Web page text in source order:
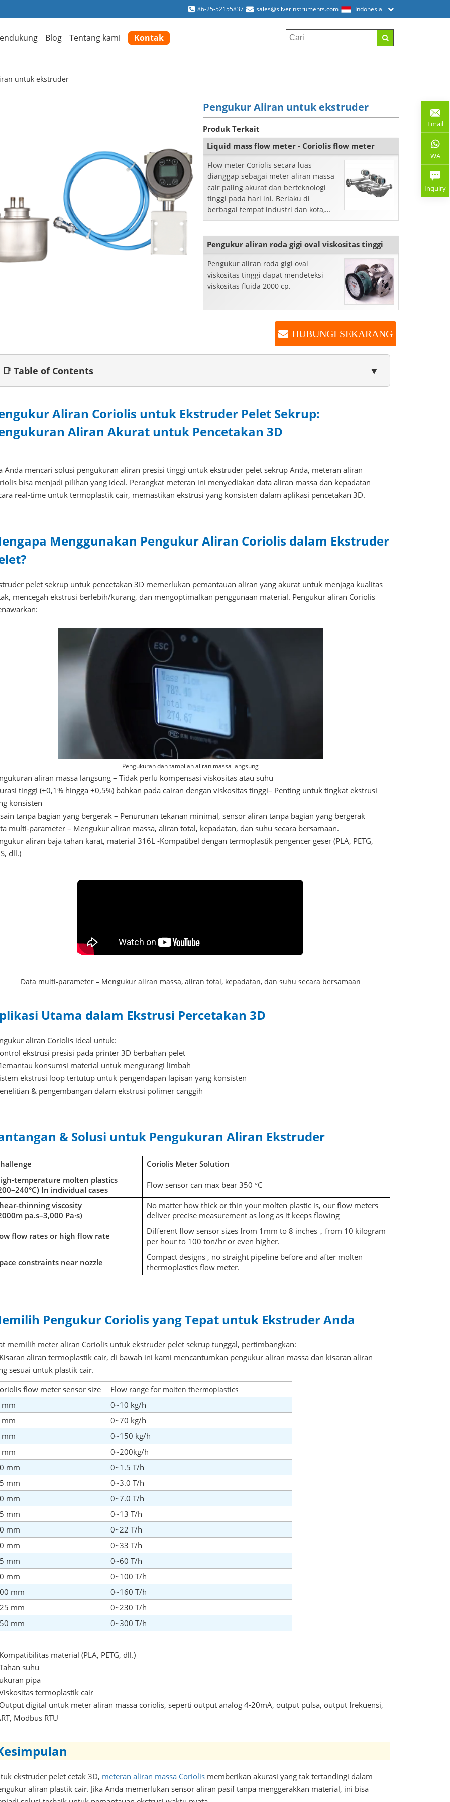
86-25-52155837 sales@silverinstruments.com Indonesia
Blog Tentang kami Kontak
untuk ekstruder
Pengukur Aliran untuk ekstruder
Produk Terkait
Liquid mass flow meter - Coriolis flow meter
Flow meter Coriolis secara luas
dianggap sebagai meter aliran massa
cair paling akurat dan berteknologi
tinggi pada hari ini. Berlaku di
berbagai tempat industri dan kota,
theCorio ...
Pengukur aliran roda gigi oval viskositas tinggi
Pengukur aliran roda gigi oval
viskositas tinggi dapat mendeteksi
viskositas fluida 2000 cp.
HUBUNGI SEKARANG
📑 Table of Contents ▼
Aliran Coriolis untuk Ekstruder Pelet Sekrup:
Aliran Akurat untuk Pencetakan 3D
Anda mencari solusi pengukuran aliran presisi tinggi untuk ekstruder pelet sekrup Anda, meteran aliran
bisa menjadi pilihan yang ideal. Perangkat meteran ini menyediakan data aliran massa dan kepadatan
real-time untuk termoplastik cair, memastikan ekstrusi yang konsisten dalam aplikasi pencetakan 3D.
Menggunakan Pengukur Aliran Coriolis dalam Ekstruder
pelet sekrup untuk pencetakan 3D memerlukan pemantauan aliran yang akurat untuk menjaga kualitas
mencegah ekstrusi berlebih/kurang, dan mengoptimalkan penggunaan material. Pengukur aliran Coriolis
Pengukuran dan tampilan aliran massa langsung
aliran massa langsung – Tidak perlu kompensasi viskositas atau suhu
tinggi (±0,1% hingga ±0,5%) bahkan pada cairan dengan viskositas tinggi– Penting untuk tingkat ekstrusi
konsisten
tanpa bagian yang bergerak – Penurunan tekanan minimal, sensor aliran tanpa bagian yang bergerak
multi-parameter – Mengukur aliran massa, aliran total, kepadatan, dan suhu secara bersamaan.
aliran baja tahan karat, material 316L -Kompatibel dengan termoplastik pengencer geser (PLA, PETG,
dll.)
Data multi-parameter – Mengukur aliran massa, aliran total, kepadatan, dan suhu secara bersamaan
Utama dalam Ekstrusi Percetakan 3D
aliran Coriolis ideal untuk:
ekstrusi presisi pada printer 3D berbahan pelet
konsumsi material untuk mengurangi limbah
ekstrusi loop tertutup untuk pengendapan lapisan yang konsisten
& pengembangan dalam ekstrusi polimer canggih
& Solusi untuk Pengukuran Aliran Ekstruder
Coriolis Meter Solution
temperature molten plastics
In individual cases
Flow sensor can max bear 350°C
thinning viscosity
pa.s–3,000 Pa·s)
No matter how thick or thin your molten plastic is, our flow meters
deliver precise measurement as long as it keeps flowing
flow ratesor high flow rate
Different flow sensor sizes from 1mm to 8 inches，from 10 kilogram
per hour to 100 ton/hr or even higher.
constraints near nozzle
Compact designs , no straight pipeline before and after molten
thermoplastics flow meter.
Pengukur Coriolis yang Tepat untuk Ekstruder Anda
memilih meter aliran Coriolis untuk ekstruder pelet sekrup tunggal, pertimbangkan:
aliran termoplastik cair, di bawah ini kami mencantumkan pengukur aliran massa dan kisaran aliran
sesuai untuk plastik cair.
flow meter sensor size
Flow range for molten thermoplastics
mm
0~10 kg/h
mm
0~70 kg/h
mm
0~150 kg/h
mm
0~200kg/h
mm
0~1.5 T/h
mm
0~3.0 T/h
mm
0~7.0 T/h
mm
0~13 T/h
mm
0~22 T/h
mm
0~33 T/h
mm
0~60 T/h
mm
0~100 T/h
mm
0~160 T/h
mm
0~230 T/h
mm
0~300 T/h
material (PLA, PETG, dll.)
suhu
pipa
termoplastik cair
digital untuk meter aliran massa coriolis, seperti output analog 4-20mA, output pulsa, output frekuensi,
Modbus RTU
ekstruder pelet cetak 3D, meteran aliran massa Coriolis memberikan akurasi yang tak tertandingi dalam
aliran plastik cair. Jika Anda memerlukan sensor aliran pasif tanpa menggerakkan material, ini bisa
Email
WA
Inquiry